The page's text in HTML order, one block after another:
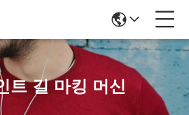
트 길 마킹 머신